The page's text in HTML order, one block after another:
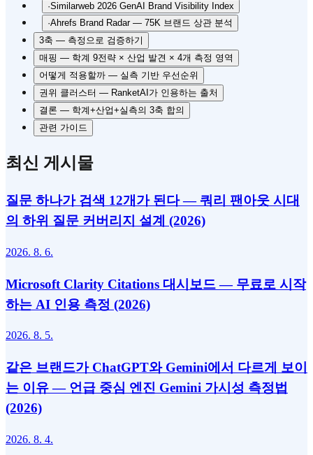
·Similarweb 2026 GenAI Brand Visibility Index
·Ahrefs Brand Radar — 75K 브랜드 상관 분석
3축 — 측정으로 검증하기
매핑 — 학계 9전략 × 산업 발견 × 4개 측정 영역
어떻게 적용할까 — 실측 기반 우선순위
권위 클러스터 — RanketAI가 인용하는 출처
결론 — 학계+산업+실측의 3축 합의
관련 가이드
최신 게시물
질문 하나가 검색 12개가 된다 — 쿼리 팬아웃 시대
의 하위 질문 커버리지 설계 (2026)
2026. 8. 6.
Microsoft Clarity Citations 대시보드 — 무료로 시작
하는 AI 인용 측정 (2026)
2026. 8. 5.
같은 브랜드가 ChatGPT와 Gemini에서 다르게 보이
는 이유 — 언급 중심 엔진 Gemini 가시성 측정법
(2026)
2026. 8. 4.